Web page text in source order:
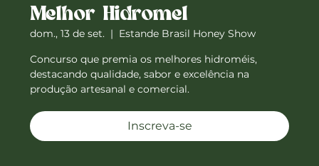
Melhor Hidromel
dom., 13 de set.
  |
Estande Brasil Honey Show
Concurso que premia os melhores hidroméis,
destacando qualidade, sabor e excelência na
produção artesanal e comercial.
Inscreva-se